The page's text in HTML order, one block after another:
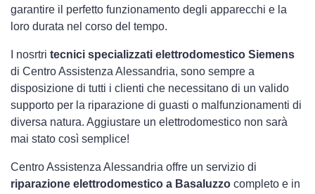
garantire il perfetto funzionamento degli apparecchi e la
loro durata nel corso del tempo.
I nosrtri tecnici specializzati elettrodomestico Siemens
di Centro Assistenza Alessandria, sono sempre a
disposizione di tutti i clienti che necessitano di un valido
supporto per la riparazione di guasti o malfunzionamenti di
diversa natura. Aggiustare un elettrodomestico non sarà
mai stato così semplice!
Centro Assistenza Alessandria offre un servizio di
riparazione elettrodomestico a Basaluzzo completo e in